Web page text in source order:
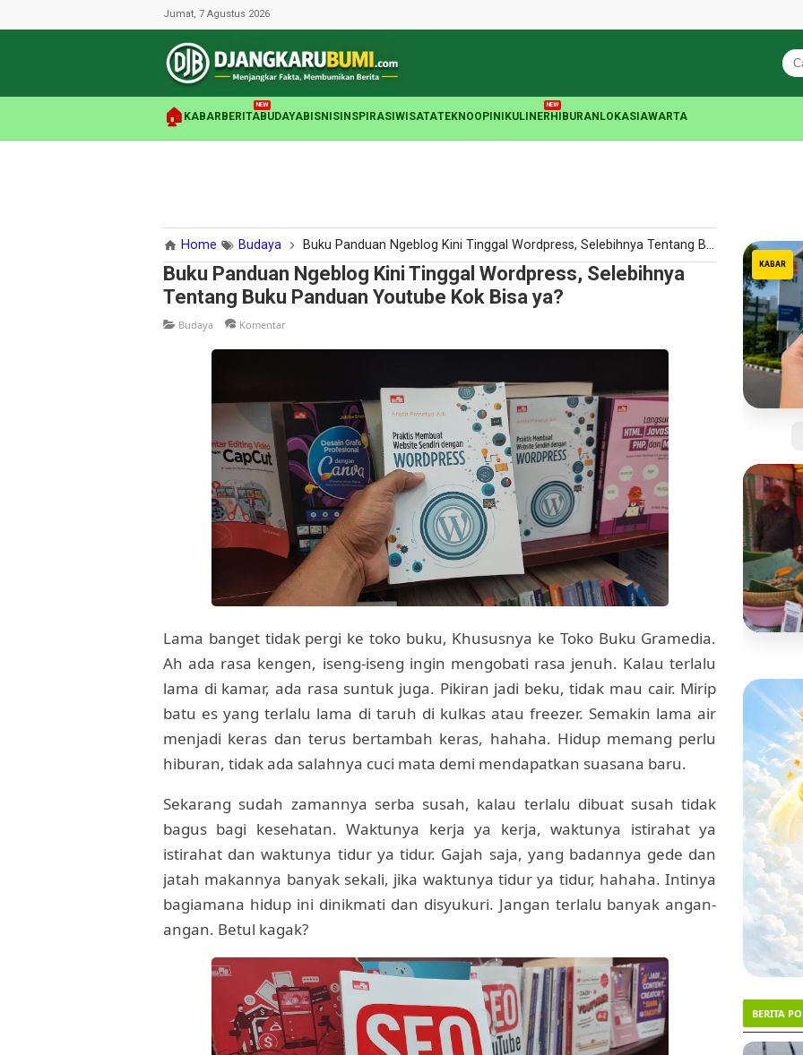
Jumat, 7 Agustus 2026
🏠 KABAR BERITA
NEW
BUDAYABISNIS INSPIRASI WISATATEKNOOPINI KULINER
NEW
HIBURAN LOKASIAWARTA
Home Budaya Buku Panduan Ngeblog Kini Tinggal Wordpress, Selebihnya Tentang Buku Panduan Youtube Kok Bisa ya?
Buku Panduan Ngeblog Kini Tinggal Wordpress, Selebihnya
Tentang Buku Panduan Youtube Kok Bisa ya?
Budaya Komentar
Lama banget tidak pergi ke toko buku, Khususnya ke Toko Buku Gramedia.
Ah ada rasa kengen, iseng-iseng ingin mengobati rasa jenuh. Kalau terlalu
lama di kamar, ada rasa suntuk juga. Pikiran jadi beku, tidak mau cair. Mirip
batu es yang terlalu lama di taruh di kulkas atau freezer. Semakin lama air
menjadi keras dan terus bertambah keras, hahaha. Hidup memang perlu
hiburan, tidak ada salahnya cuci mata demi mendapatkan suasana baru.
Sekarang sudah zamannya serba susah, kalau terlalu dibuat susah tidak
bagus bagi kesehatan. Waktunya kerja ya kerja, waktunya istirahat ya
istirahat dan waktunya tidur ya tidur. Gajah saja, yang badannya gede dan
jatah makannya banyak sekali, jika waktunya tidur ya tidur, hahaha. Intinya
bagiamana hidup ini dinikmati dan disyukuri. Jangan terlalu banyak angan-
angan. Betul kagak?
KABAR
Kartu
Tanpa
yang
BERITA